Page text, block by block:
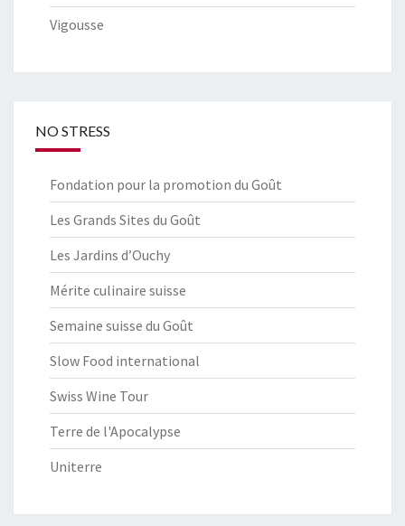
Vigousse
NO STRESS
Fondation pour la promotion du Goût
Les Grands Sites du Goût
Les Jardins d’Ouchy
Mérite culinaire suisse
Semaine suisse du Goût
Slow Food international
Swiss Wine Tour
Terre de l'Apocalypse
Uniterre